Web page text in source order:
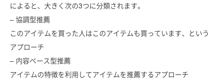
によると、大きく次の3つに分類されます。
– 協調型推薦
このアイテムを買った人はこのアイテムも買っています、という
アプローチ
– 内容ベース型推薦
アイテムの特徴を利用してアイテムを推薦するアプローチ